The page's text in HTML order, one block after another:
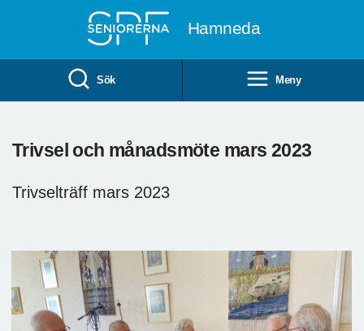
Hamneda
Sök Meny
Trivsel och månadsmöte mars 2023
Trivselträff mars 2023